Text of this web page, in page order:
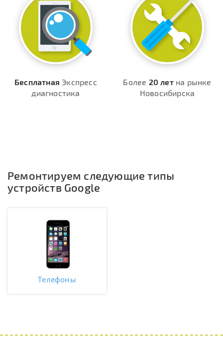
Бесплатная Экспресс
диагностика
Более 20 летна рынке
Новосибирска
Ремонтируем следующие типы
устройств Google
Телефоны